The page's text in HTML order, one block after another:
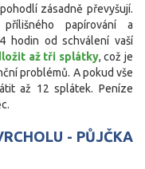
zásadně převyšují.
papírování a
hodin od schválení vaší
až tři splátky, což je
problémů. A pokud vše
až 12 splátek. Peníze
- PŮJČKA